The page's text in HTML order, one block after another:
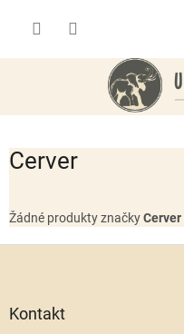
Cerver
Žádné produkty značkyCerver
Kontakt